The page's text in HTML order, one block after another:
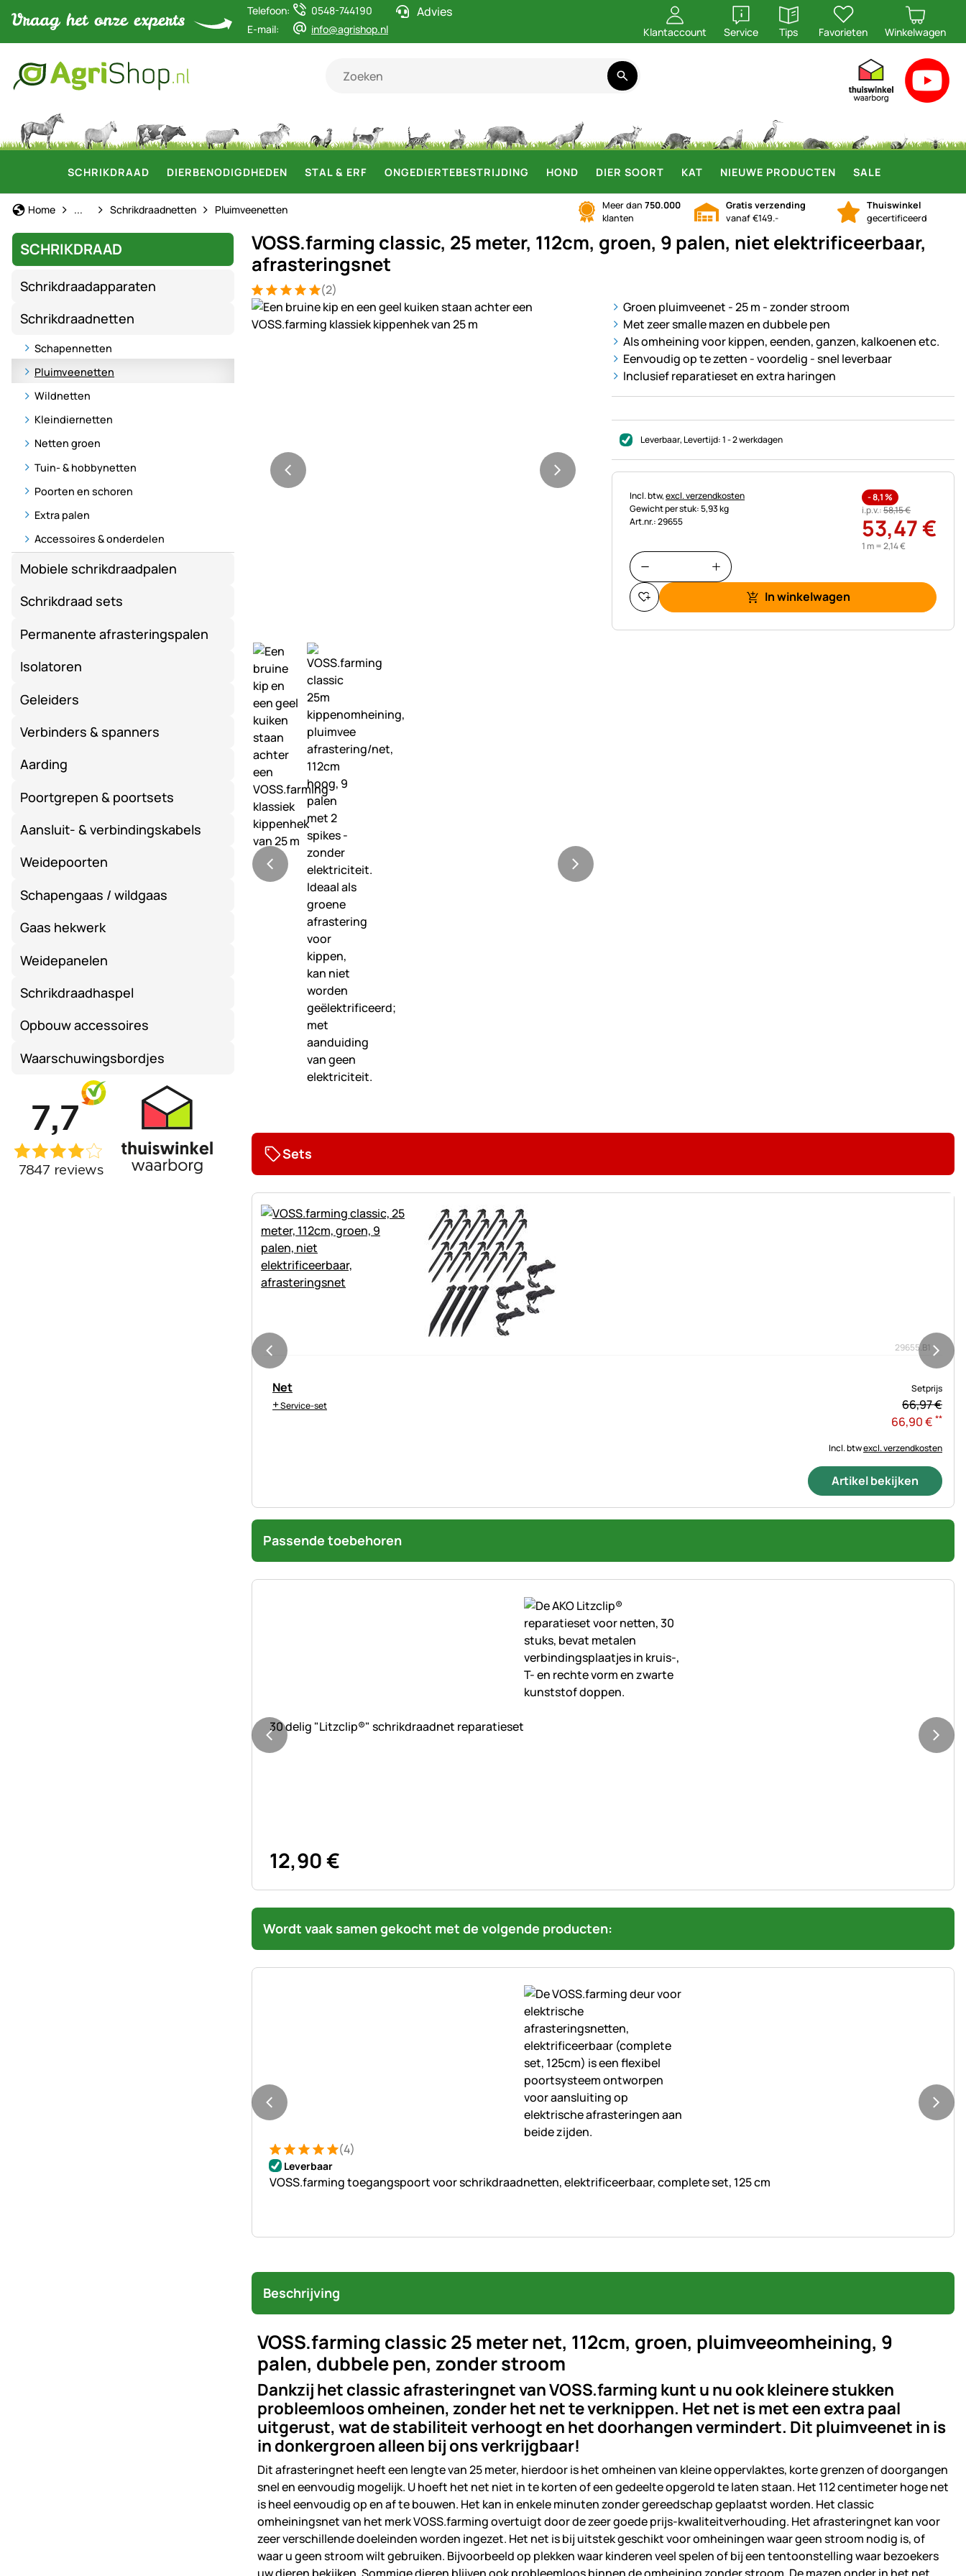
Telefoon:
0548-744190
E-mail:
info@agrishop.nl
Advies
Klantaccount Service
openen
Tips
openen
Favorieten Winkelwagen
SCHRIKDRAAD DIERBENODIGDHEDEN STAL & ERF ONGEDIERTEBESTRIJDING HOND DIER SOORT KAT NIEUWE PRODUCTEN SALE
Home Schrikdraad
... Schrikdraadnetten Pluimveenetten Meer dan750.000
klanten
Gratis verzending
vanaf €149.-
Thuiswinkel
gecertificeerd
SCHRIKDRAAD
Schrikdraadapparaten
Schrikdraadnetten
Schapennetten
Pluimveenetten
Wildnetten
Kleindiernetten
Netten groen
Tuin- & hobbynetten
Poorten en schoren
Extra palen
Accessoires & onderdelen
Mobiele schrikdraadpalen
Schrikdraad sets
Permanente afrasteringspalen
Isolatoren
Geleiders
Verbinders & spanners
Aarding
Poortgrepen & poortsets
Aansluit- & verbindingskabels
Weidepoorten
Schapengaas / wildgaas
Gaas hekwerk
Weidepanelen
Schrikdraadhaspel
Opbouw accessoires
Waarschuwingsbordjes
VOSS.farming classic, 25 meter, 112cm, groen, 9 palen, niet elektrificeerbaar,
afrasteringsnet
Beoordeling: 5 van 5 (2 beoordelingen)
2 Bewertungen
(2)
Productgalerij
Groen pluimveenet - 25 m - zonder stroom
Met zeer smalle mazen en dubbele pen
Als omheining voor kippen, eenden, ganzen, kalkoenen etc.
Eenvoudig op te zetten - voordelig - snel leverbaar
Inclusief reparatieset en extra haringen
Leverbaar, Levertijd:1 - 2 werkdagen
Belastinginformatie:
Incl. btw,excl. verzendkosten
Gewicht per stuk: 5,93 kg
Art.nr.: 29655
-8,1%
i.p.v.:58,15€
53,47€
1 m =2,14€
In winkelwagen
Sets
29655.B1
Net
+Service-set
Setprijs
66,97€
66,90€ **
Incl. btwexcl. verzendkosten
Artikel bekijken
Passende toebehoren
Nog geen beoordelingen geplaatst
30 delig "Litzclip®" schrikdraadnet reparatieset
12,90€
Wordt vaak samen gekocht met de volgende producten:
Beoordeling: 5 van 5 (4 beoordelingen)
4 Bewertungen
(4)
Leverbaar
VOSS.farming toegangspoort voor schrikdraadnetten, elektrificeerbaar, complete set, 125 cm
Beschrijving
VOSS.farming classic 25 meter net, 112cm, groen, pluimveeomheining, 9
palen, dubbele pen, zonder stroom
Dankzij het classic afrasteringnet van VOSS.farming kunt u nu ook kleinere stukken
probleemloos omheinen, zonder het net te verknippen. Het net is met een extra paal
uitgerust, wat de stabiliteit verhoogt en het doorhangen vermindert. Dit pluimveenet in is
in donkergroen alleen bij ons verkrijgbaar!
Dit afrasteringnet heeft een lengte van 25 meter, hierdoor is het omheinen van kleine oppervlaktes, korte grenzen of doorgangen
snel en eenvoudig mogelijk. U hoeft het net niet in te korten of een gedeelte opgerold te laten staan. Het 112 centimeter hoge net
is heel eenvoudig op en af te bouwen. Het kan in enkele minuten zonder gereedschap geplaatst worden. Het classic
omheiningsnet van het merk VOSS.farming overtuigt door de zeer goede prijs-kwaliteitverhouding. Het afrasteringnet kan voor
zeer verschillende doeleinden worden ingezet. Het net is bij uitstek geschikt voor omheiningen waar geen stroom nodig is, of
waar u geen stroom wilt gebruiken. Bijvoorbeeld op plekken waar kinderen veel spelen of bij een tentoonstelling waar bezoekers